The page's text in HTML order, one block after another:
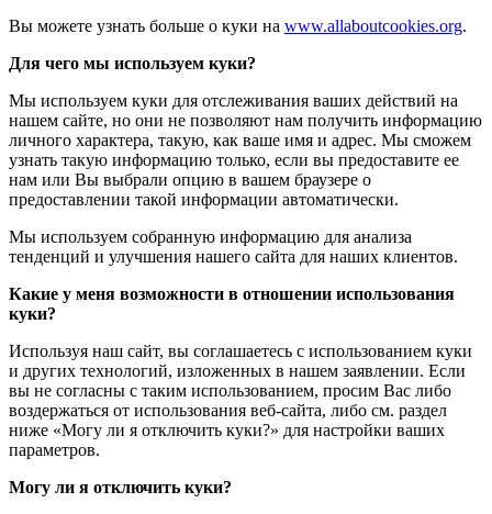
Вы можете узнать больше о куки на www.allaboutcookies.org.
Для чего мы используем куки?
Мы используем куки для отслеживания ваших действий на
нашем сайте, но они не позволяют нам получить информацию
личного характера, такую, как ваше имя и адрес. Мы сможем
узнать такую информацию только, если вы предоставите ее
нам или Вы выбрали опцию в вашем браузере о
предоставлении такой информации автоматически.
Мы используем собранную информацию для анализа
тенденций и улучшения нашего сайта для наших клиентов.
Какие у меня возможности в отношении использования
куки?
Используя наш сайт, вы соглашаетесь с использованием куки
и других технологий, изложенных в нашем заявлении. Если
вы не согласны с таким использованием, просим Вас либо
воздержаться от использования веб-сайта, либо см. раздел
ниже «Могу ли я отключить куки?» для настройки ваших
параметров.
Могу ли я отключить куки?